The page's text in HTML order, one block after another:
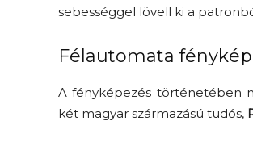
sebességgel lövell ki a
Félautomata
A fényképezés történetében
két magyar származású tudós,